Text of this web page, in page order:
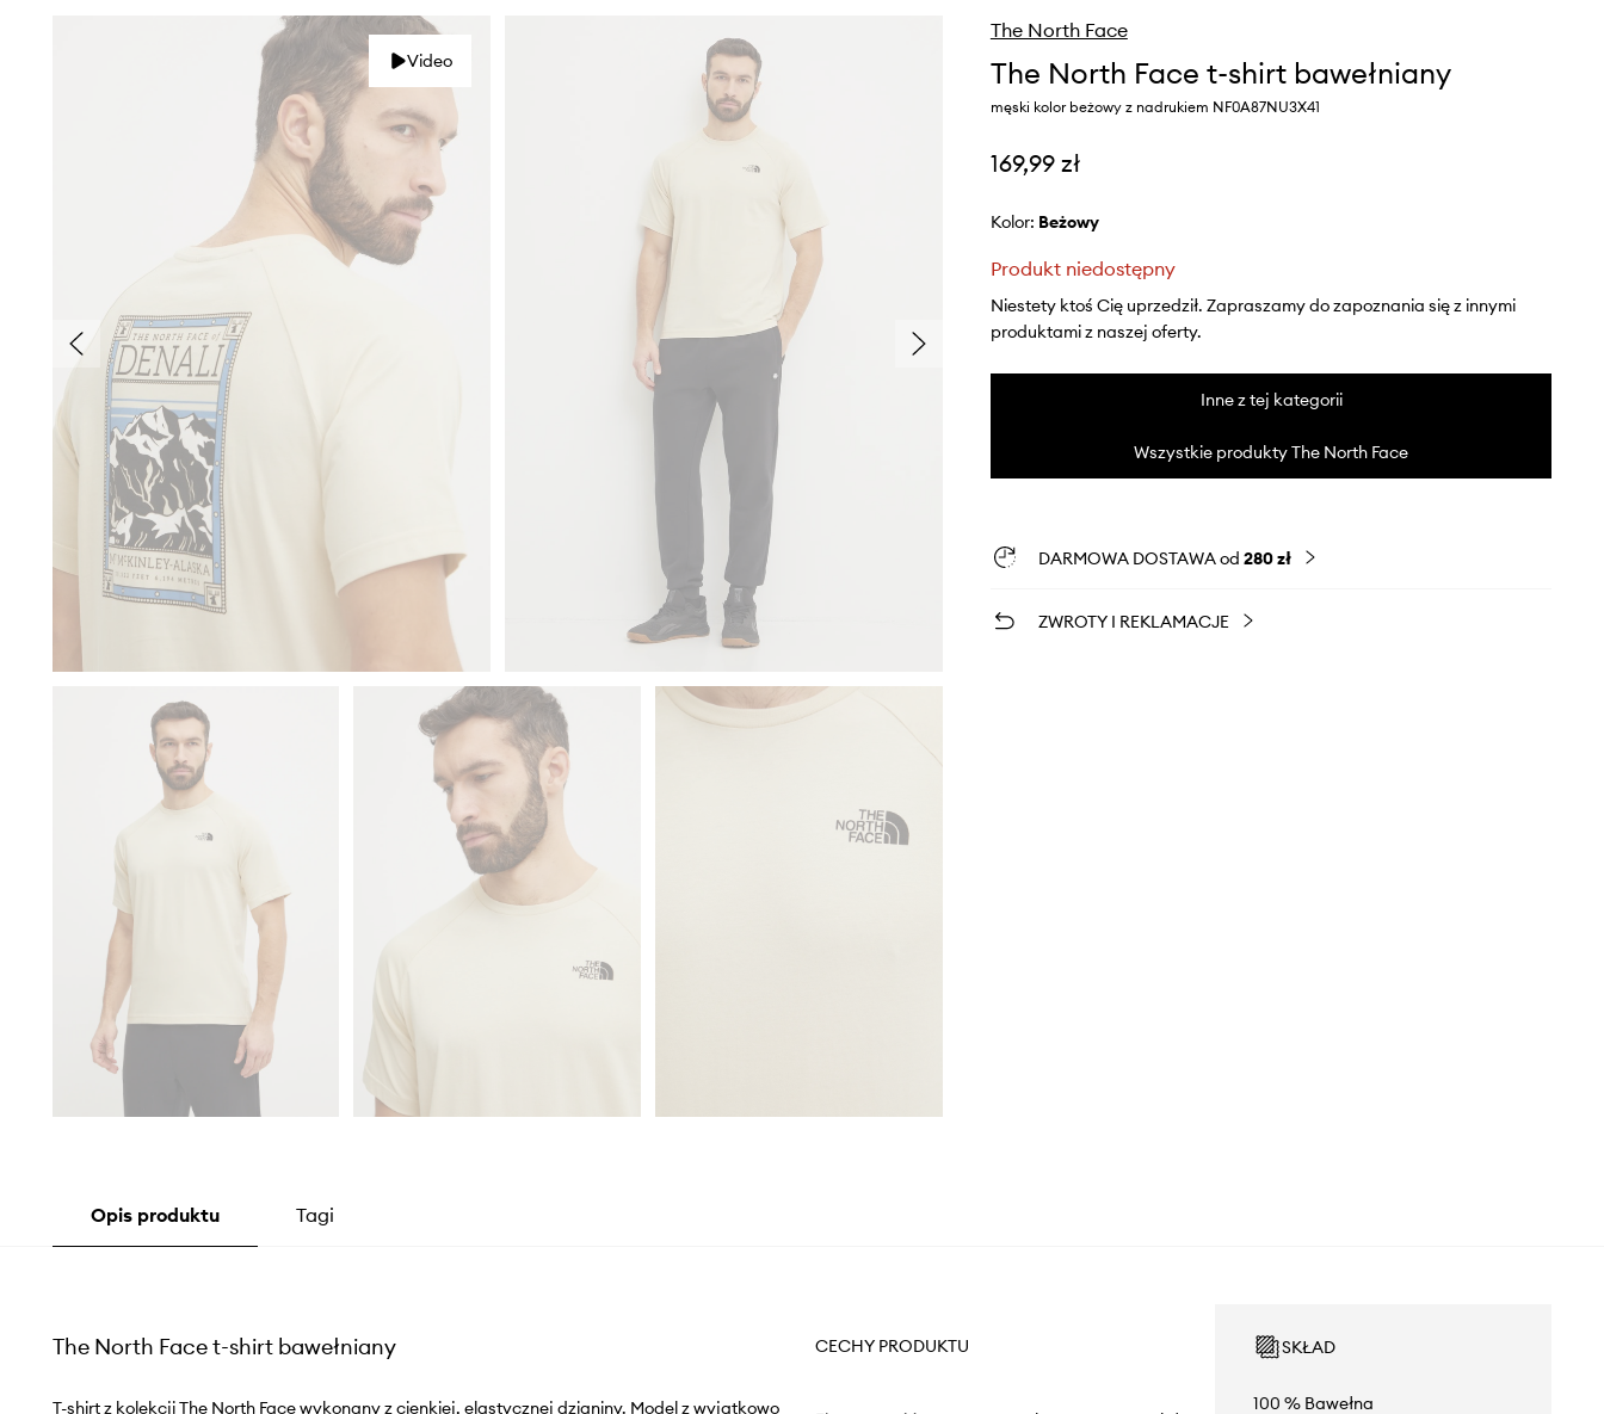
Video
The North Face
The North Face t-shirt bawełniany
męski kolor beżowy z nadrukiem NF0A87NU3X41
169,99 zł
Kolor: beżowy
Produkt niedostępny
Niestety ktoś Cię uprzedził. Zapraszamy do zapoznania się z innymi
produktami z naszej oferty.
Inne z tej kategorii
Wszystkie produkty The North Face
DARMOWA DOSTAWA od 280 zł
ZWROTY I REKLAMACJE
Opis produktu Tagi
The North Face t-shirt bawełniany
T-shirt z kolekcji The North Face wykonany z cienkiej, elastycznej dzianiny. Model z wyjątkowo
CECHY PRODUKTU SKŁAD
100 % Bawełna